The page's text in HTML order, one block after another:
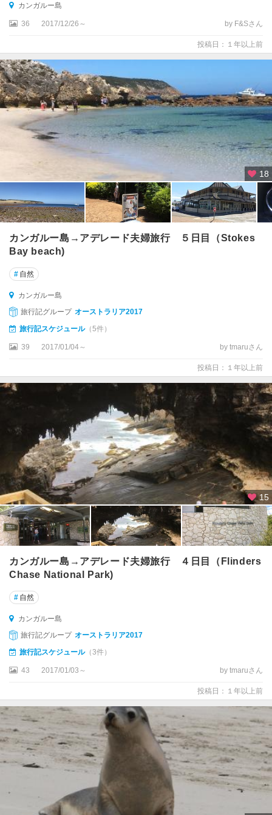
ン
シ
ン
コ
ー
ス
ト
ィ
マ
ウ
テ
ン
ズ
周
辺
セ
ン
ト
コ
ー
周
タ
ウ
ン
ズ
ビ
ル
タ
ス
ニ
州
ダ
ク
ダ
ウ
ィ
ン
デ
カンガルー島
36 2017/12/26～ by F&Sさん
投稿日：１年以上前
18
カンガルー島→アデレード夫婦旅行 ５日目（Stokes
Bay beach)
# 自然
カンガルー島
旅行記グループ オーストラリア2017
旅行記スケジュール（5件）
39 2017/01/04～ by tmaruさん
投稿日：１年以上前
15
カンガルー島→アデレード夫婦旅行 ４日目（Flinders
Chase National Park)
# 自然
カンガルー島
旅行記グループ オーストラリア2017
旅行記スケジュール（3件）
43 2017/01/03～ by tmaruさん
投稿日：１年以上前